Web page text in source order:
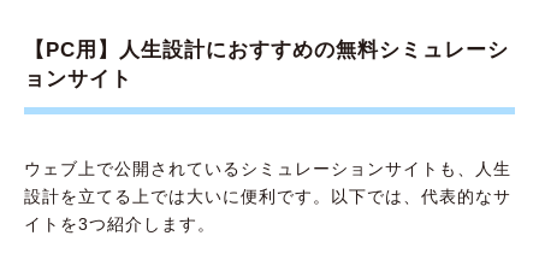
【PC用】人生設計におすすめの無料シミュレーシ
ョンサイト
ウェブ上で公開されているシミュレーションサイトも、人生
設計を立てる上では大いに便利です。以下では、代表的なサ
イトを3つ紹介します。